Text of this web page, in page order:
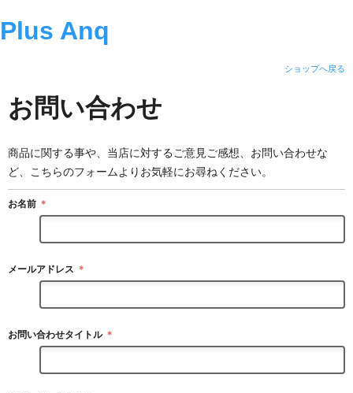
Plus Anq
ショップへ戻る
お問い合わせ
商品に関する事や、当店に対するご意見ご感想、お問い合わせな
ど、こちらのフォームよりお気軽にお尋ねください。
お名前 ＊
メールアドレス ＊
お問い合わせタイトル ＊